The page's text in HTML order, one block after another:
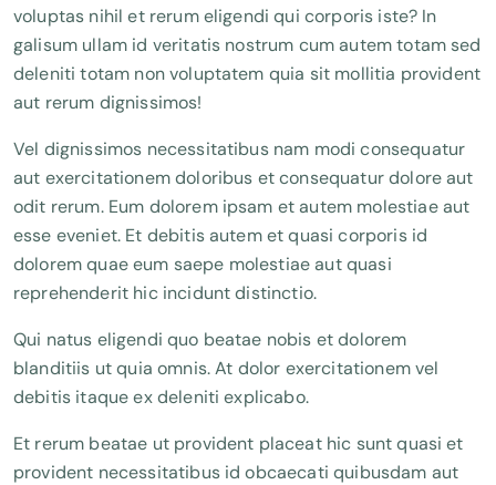
voluptas nihil et rerum eligendi qui corporis iste? In
galisum ullam id veritatis nostrum cum autem totam sed
deleniti totam non voluptatem quia sit mollitia provident
aut rerum dignissimos!
Vel dignissimos necessitatibus nam modi consequatur
aut exercitationem doloribus et consequatur dolore aut
odit rerum. Eum dolorem ipsam et autem molestiae aut
esse eveniet. Et debitis autem et quasi corporis id
dolorem quae eum saepe molestiae aut quasi
reprehenderit hic incidunt distinctio.
Qui natus eligendi quo beatae nobis et dolorem
blanditiis ut quia omnis. At dolor exercitationem vel
debitis itaque ex deleniti explicabo.
Et rerum beatae ut provident placeat hic sunt quasi et
provident necessitatibus id obcaecati quibusdam aut